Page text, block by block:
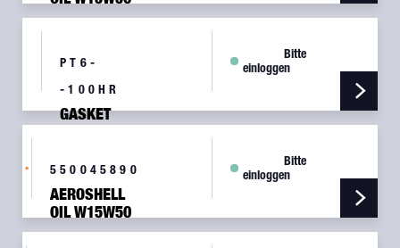
1QT
PT6-
-100HR
GASKET
PT-6 KIT
Bitte
einloggen
550045890
AEROSHELL
OIL W15W50
55AG
Bitte
einloggen